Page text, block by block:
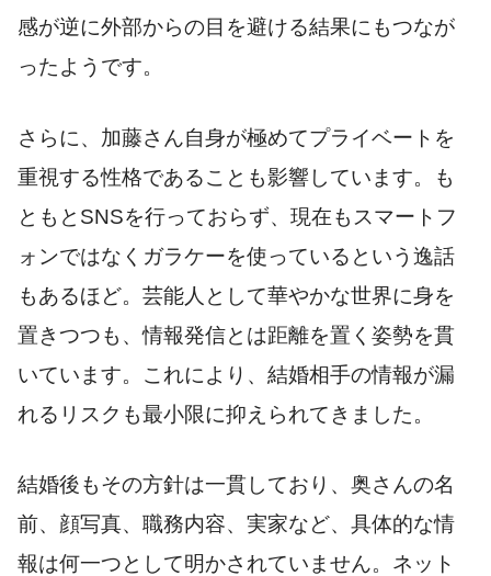
感が逆に外部からの目を避ける結果にもつなが
ったようです。
さらに、加藤さん自身が極めてプライベートを
重視する性格であることも影響しています。も
ともとSNSを行っておらず、現在もスマートフ
ォンではなくガラケーを使っているという逸話
もあるほど。芸能人として華やかな世界に身を
置きつつも、情報発信とは距離を置く姿勢を貫
いています。これにより、結婚相手の情報が漏
れるリスクも最小限に抑えられてきました。
結婚後もその方針は一貫しており、奥さんの名
前、顔写真、職務内容、実家など、具体的な情
報は何一つとして明かされていません。ネット